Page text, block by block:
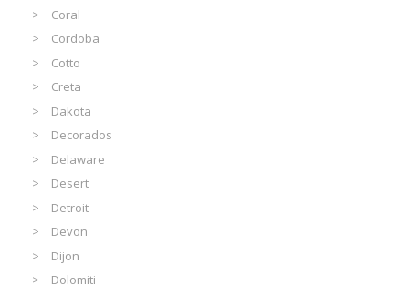
Coral
Cordoba
Cotto
Creta
Dakota
Decorados
Delaware
Desert
Detroit
Devon
Dijon
Dolomiti